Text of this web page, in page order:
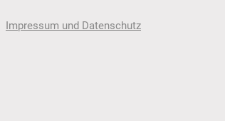
Impressum und Datenschutz